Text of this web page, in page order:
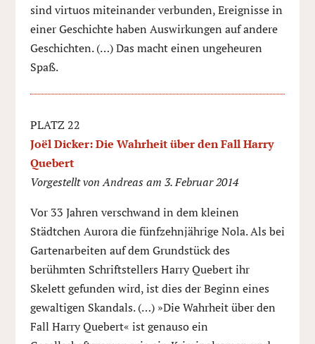
sind virtuos miteinander verbunden, Ereignisse in
einer Geschichte haben Auswirkungen auf andere
Geschichten. (…) Das macht einen ungeheuren
Spaß.
PLATZ 22
Joël Dicker: Die Wahrheit über den Fall Harry
Quebert
Vorgestellt von Andreas am 3. Februar 2014
Vor 33 Jahren verschwand in dem kleinen
Städtchen Aurora die fünfzehnjährige Nola. Als bei
Gartenarbeiten auf dem Grundstück des
berühmten Schriftstellers Harry Quebert ihr
Skelett gefunden wird, ist dies der Beginn eines
gewaltigen Skandals. (…) »Die Wahrheit über den
Fall Harry Quebert« ist genauso ein